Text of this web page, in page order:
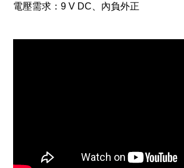
電壓需求：9 V DC、內負外正